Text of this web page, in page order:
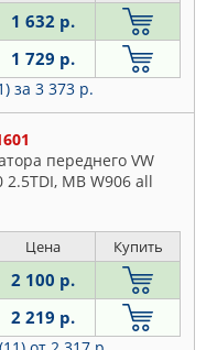
1 632 р.
1 729 р.
за 3 373 р.
переднего VW
MB W906 all
Цена Купить
2 100 р.
2 219 р.